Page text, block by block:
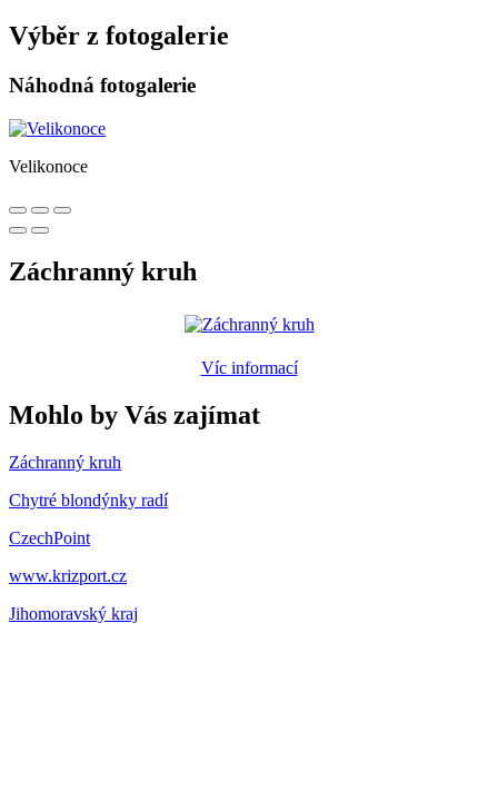
Výběr z fotogalerie
Náhodná fotogalerie
Velikonoce
Záchranný kruh
Víc informací
Mohlo by Vás zajímat
Záchranný kruh
Chytré blondýnky radí
CzechPoint
www.krizport.cz
Jihomoravský kraj